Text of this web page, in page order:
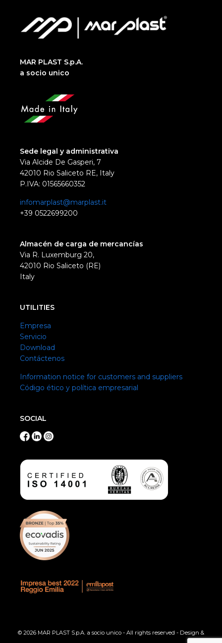
MAR PLAST S.p.A.
a socio unico
Sede legal y administrativa
Via Alcide De Gasperi, 7
42010 Rio Saliceto RE, Italy
P.IVA: 01565660352
infomarplast@marplast.it
+39 0522699200
Almacén de carga de mercancías
Via R. Luxemburg 20,
42010 Rio Saliceto (RE)
Italy
UTILITIES
Empresa
Servicio
Download
Contáctenos
Information notice for customers and suppliers
Código ético y política empresarial
SOCIAL
© 2026 MAR PLAST S.p.A. a socio unico - All rights reserved - Design &